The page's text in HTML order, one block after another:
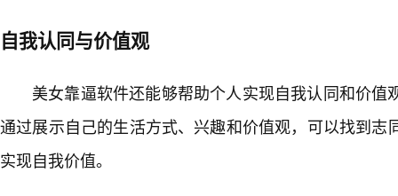
自我认同与价值观
美女靠逼软件还能够帮助个人实现自我认同和价值
通过展示自己的生活方式、兴趣和价值观，可以找到志
实现自我价值。